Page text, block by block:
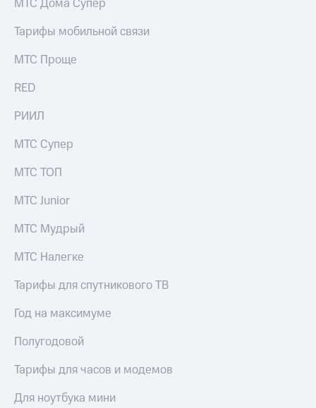
МТС Дома Супер
Тарифы мобильной связи
МТС Проще
RED
РИИЛ
МТС Супер
МТС ТОП
МТС Junior
МТС Мудрый
МТС Налегке
Тарифы для спутникового ТВ
Год на максимуме
Полугодовой
Тарифы для часов и модемов
Для ноутбука мини